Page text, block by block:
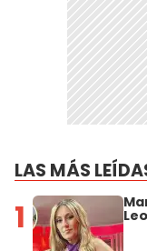
LAS MÁS
1